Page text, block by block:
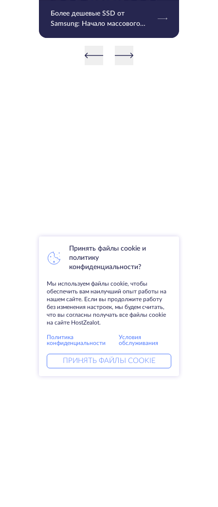
Более дешевые SSD от
Samsung: Начало массового
Принять файлы cookie и
политику
конфиденциальности?
Мы используем файлы cookie, чтобы
обеспечить вам наилучший опыт работы на
нашем сайте. Если вы продолжите работу
без изменения настроек, мы будем считать,
что вы согласны получать все файлы cookie
на сайте HostZealot.
Политика
конфиденциальности
Условия
обслуживания
ПРИНЯТЬ ФАЙЛЫ COOKIE